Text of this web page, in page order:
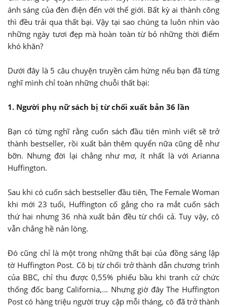
ánh sáng của đèn điện đến với thế giới. Bất kỳ ai thành công
thì đều trải qua thất bại. Vậy tại sao chúng ta luôn nhìn vào
những ngày tươi đẹp mà hoàn toàn từ bỏ những thời điểm
khó khăn?
Dưới đây là 5 câu chuyện truyền cảm hứng nếu bạn đã từng
nghĩ mình chỉ toàn những chuỗi thất bại:
1. Người phụ nữ sách bị từ chối xuất bản 36 lần
Bạn có từng nghĩ rằng cuốn sách đầu tiên mình viết sẽ trở
thành bestseller, rồi xuất bản thêm quyển nữa cũng dễ như
bỡn. Nhưng đời lại chẳng như mơ, ít nhất là với Arianna
Huffington.
Sau khi có cuốn sách bestseller đầu tiên, The Female Woman
khi mới 23 tuổi, Huffington cố gắng cho ra mắt cuốn sách
thứ hai nhưng 36 nhà xuất bản đều từ chối cả. Tuy vậy, cô
vẫn chẳng hề nản lòng.
Đó cũng chỉ là một trong những thất bại của đồng sáng lập
tờ Huffington Post. Cô bị từ chối trở thành dẫn chương trình
của BBC, chỉ thu được 0,55% phiếu bầu khi tranh cử chức
thống đốc bang California,... Nhưng giờ đây The Huffington
Post có hàng triệu người truy cập mỗi tháng, cô đã trở thành